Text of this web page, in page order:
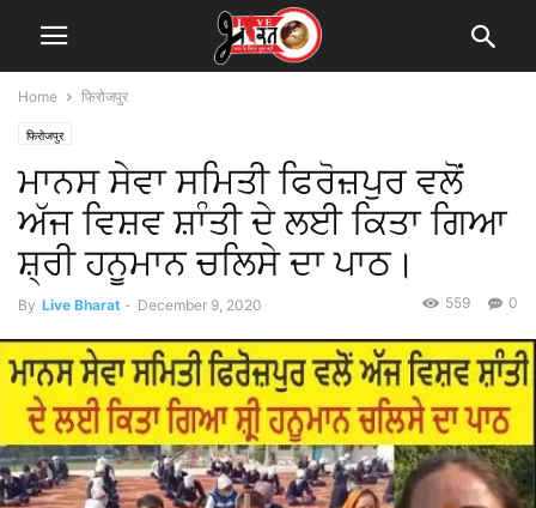
Home फिरोजपुर
फिरोजपुर
ਮਾਨਸ ਸੇਵਾ ਸਮਿਤੀ ਫਿਰੋਜ਼ਪੁਰ ਵਲੋਂ
ਅੱਜ ਵਿਸ਼ਵ ਸ਼ਾੰਤੀ ਦੇ ਲਈ ਕਿਤਾ ਗਿਆ
ਸ਼੍ਰੀ ਹਨੂਮਾਨ ਚਲਿਸੇ ਦਾ ਪਾਠ।
By Live Bharat - December 9, 2020 0
559